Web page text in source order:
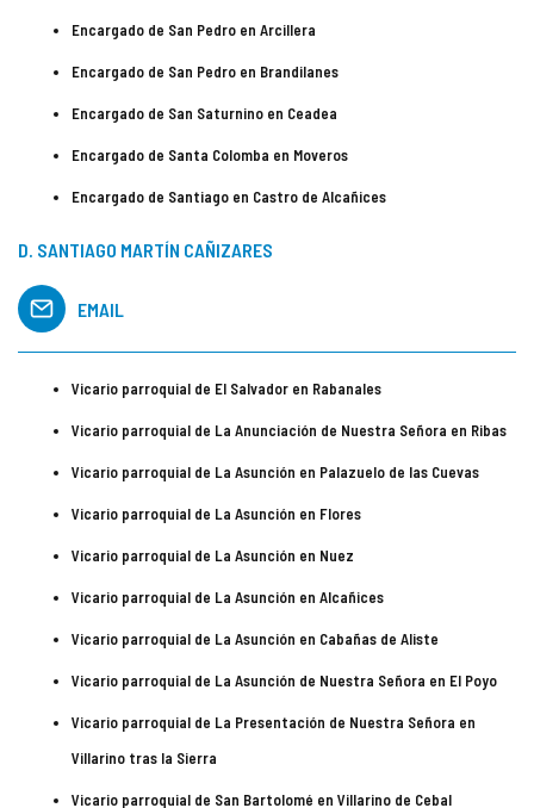
Encargado de San Pedro en Arcillera
Encargado de San Pedro en Brandilanes
Encargado de San Saturnino en Ceadea
Encargado de Santa Colomba en Moveros
Encargado de Santiago en Castro de Alcañices
D. SANTIAGO MARTÍN CAÑIZARES
EMAIL
Vicario parroquial de El Salvador en Rabanales
Vicario parroquial de La Anunciación de Nuestra Señora en Ribas
Vicario parroquial de La Asunción en Palazuelo de las Cuevas
Vicario parroquial de La Asunción en Flores
Vicario parroquial de La Asunción en Nuez
Vicario parroquial de La Asunción en Alcañices
Vicario parroquial de La Asunción en Cabañas de Aliste
Vicario parroquial de La Asunción de Nuestra Señora en El Poyo
Vicario parroquial de La Presentación de Nuestra Señora en
Villarino tras la Sierra
Vicario parroquial de San Bartolomé en Villarino de Cebal